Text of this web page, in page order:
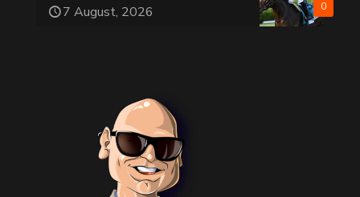
0
7 August, 2026